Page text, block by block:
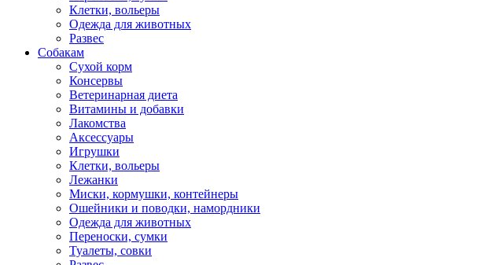
Клетки, вольеры
Одежда для животных
Развес
Собакам
Сухой корм
Консервы
Ветеринарная диета
Витамины и добавки
Лакомства
Аксессуары
Игрушки
Клетки, вольеры
Лежанки
Миски, кормушки, контейнеры
Ошейники и поводки, намордники
Одежда для животных
Переноски, сумки
Туалеты, совки